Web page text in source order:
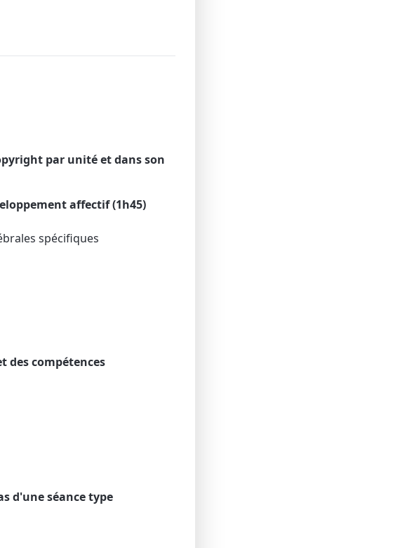
par unité et dans son
affectif (1h45)
spécifiques
des compétences
d'une séance type